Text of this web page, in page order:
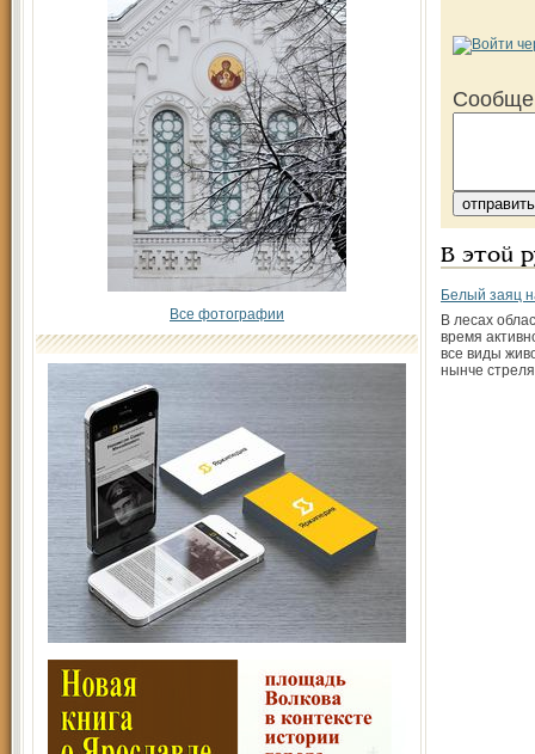
Все фотографии
В этой
Белый заяц
В лесах
время
все виды
нынче